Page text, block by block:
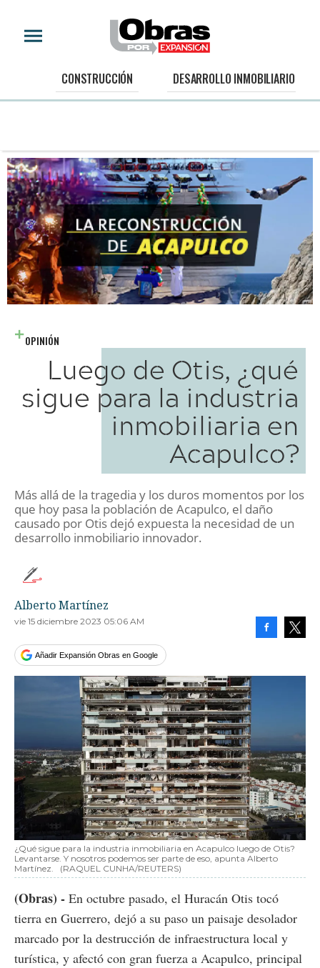
CONSTRUCCIÓN DESARROLLO INMOBILIARIO
OPINIÓN
Luego de Otis, ¿qué
sigue para la industria
inmobiliaria en
Acapulco?
Más allá de la tragedia y los duros momentos por los
que hoy pasa la población de Acapulco, el daño
causado por Otis dejó expuesta la necesidad de un
desarrollo inmobiliario innovador.
Alberto Martínez
vie 15 diciembre 2023 05:06 AM
Añadir Expansión Obras en Google
¿Qué sigue para la industria inmobiliaria en Acapulco luego de Otis?
Levantarse. Y nosotros podemos ser parte de eso, apunta Alberto
Martínez.
(RAQUEL CUNHA/REUTERS)
(Obras) - En octubre pasado, el Huracán Otis tocó
tierra en Guerrero, dejó a su paso un paisaje desolador
marcado por la destrucción de infraestructura local y
turística, y afectó con gran fuerza a Acapulco, principal